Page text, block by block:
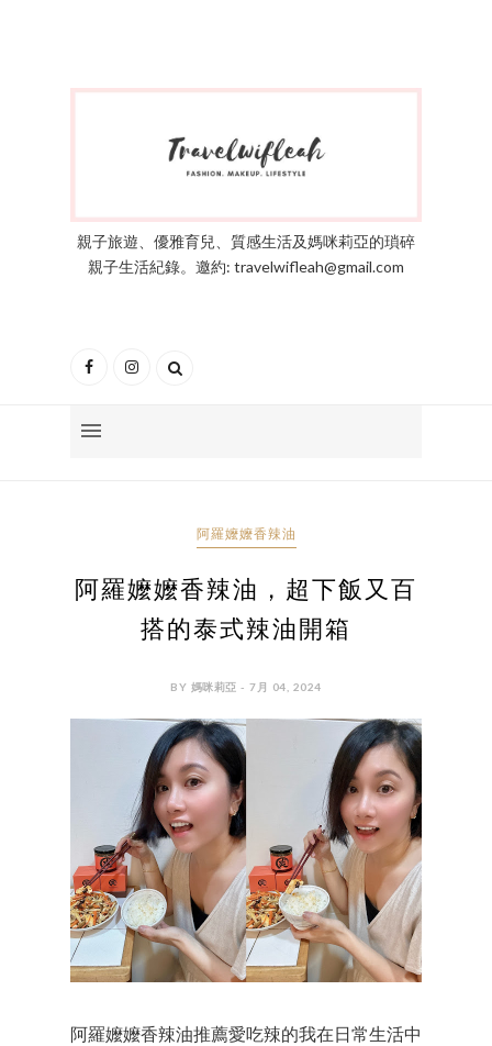
親子旅遊、優雅育兒、質感生活及媽咪莉亞的瑣碎
親子生活紀錄。邀約: travelwifleah@gmail.com
阿羅嬤嬤香辣油
阿羅嬤嬤香辣油，超下飯又百
搭的泰式辣油開箱
BY 媽咪莉亞 - 7月 04, 2024
阿羅嬤嬤香辣油推薦愛吃辣的我在日常生活中